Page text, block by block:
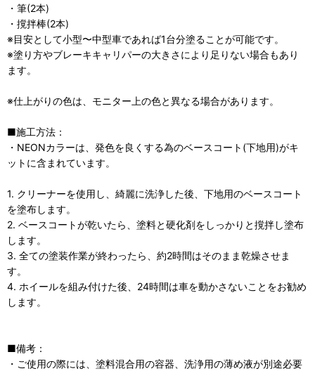
・筆(2本)
・撹拌棒(2本)
※目安として小型〜中型車であれば1台分塗ることが可能です。
※塗り方やブレーキキャリパーの大きさにより足りない場合もあり
ます。
※仕上がりの色は、モニター上の色と異なる場合があります。
■施工方法：
・NEONカラーは、発色を良くする為のベースコート(下地用)がキ
ットに含まれています。
1. クリーナーを使用し、綺麗に洗浄した後、下地用のベースコート
を塗布します。
2. ベースコートが乾いたら、塗料と硬化剤をしっかりと撹拌し塗布
します。
3. 全ての塗装作業が終わったら、約2時間はそのまま乾燥させま
す。
4. ホイールを組み付けた後、24時間は車を動かさないことをお勧め
します。
■備考：
・ご使用の際には、塗料混合用の容器、洗浄用の薄め液が別途必要